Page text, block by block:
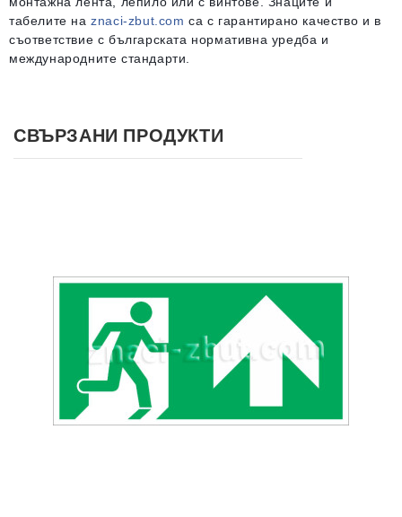
табелите наznaci-zbut.com са с гарантирано качество и в
съответствие с българската нормативна уредба и
международните стандарти.
СВЪРЗАНИ ПРОДУКТИ